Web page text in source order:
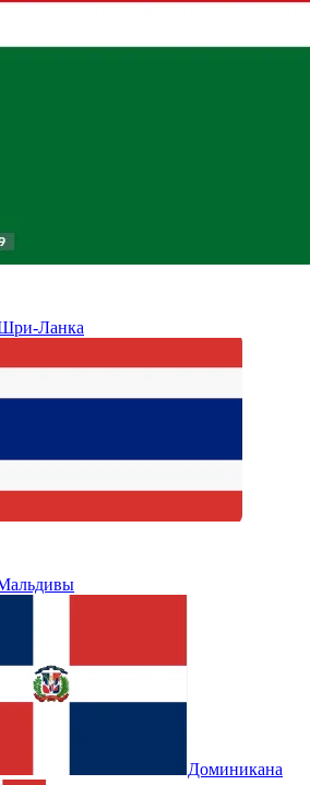
Ланка
Доминикана